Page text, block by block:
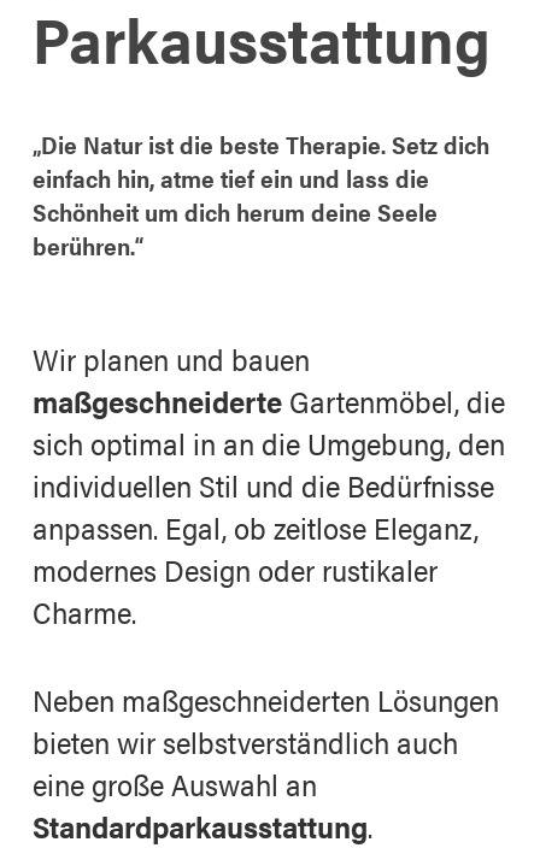
Parkausstattung
„Die Natur ist die beste Therapie. Setz dich
einfach hin, atme tief ein und lass die
Schönheit um dich herum deine Seele
berühren.“
Wir planen und bauen
maßgeschneiderte Gartenmöbel, die
sich optimal in an die Umgebung, den
individuellen Stil und die Bedürfnisse
anpassen. Egal, ob zeitlose Eleganz,
modernes Design oder rustikaler
Charme.
Neben maßgeschneiderten Lösungen
bieten wir selbstverständlich auch
eine große Auswahl an
Standardparkausstattung.